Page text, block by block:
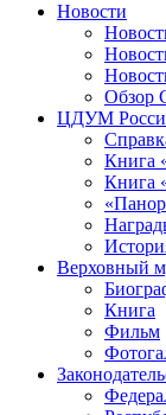
Новости
Обзор
ЦДУМ
Книга
Книга
Верховный
Книга
Фильм